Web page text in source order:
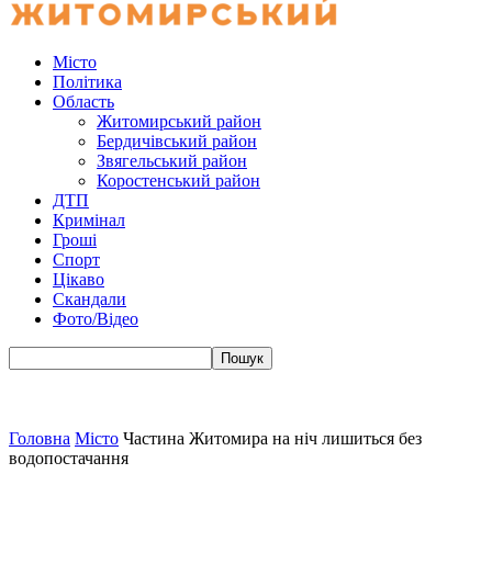
Місто
Політика
Область
Житомирський район
Бердичівський район
Звягельський район
Коростенський район
ДТП
Кримінал
Гроші
Спорт
Цікаво
Скандали
Фото/Відео
Головна Місто Частина Житомира на ніч лишиться без
водопостачання